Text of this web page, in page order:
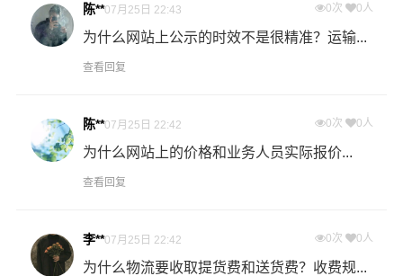
2、危险品仓储与危险品运输一体化，资源有效整合。
3、专业从事危险品运输十年以上经验，为客户解决危险品
多种服务可搭配选择
后一公里的无忧配送。
陈**07月25日 22:43 0次 0人
为什么网站上公示的时效不是很精准？运输...
查看回复
陈**07月25日 22:42 0次 0人
为什么网站上的价格和业务人员实际报价...
查看回复
李**07月25日 22:42 0次 0人
为什么物流要收取提货费和送货费？收费规...